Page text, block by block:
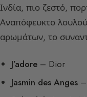
Ινδία, πιο ζεστό,
Αναπόφευκτο
αρωμάτων, το
J’adore – Dior
Jasmin des Anges